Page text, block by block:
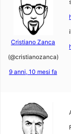
Cristiano Zanca
(@cristianozanca)
9 anni, 10 mesi fa